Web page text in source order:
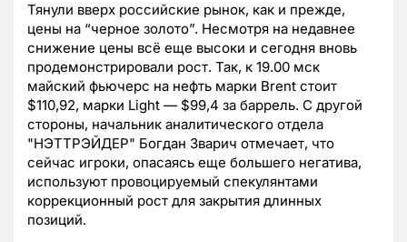
Тянули вверх российские рынок, как и прежде,
цены на “черное золото”. Несмотря на недавнее
снижение цены всё еще высоки и сегодня вновь
продемонстрировали рост. Так, к 19.00 мск
майский фьючерс на нефть марки Brent стоит
$110,92, марки Light — $99,4 за баррель. С другой
стороны, начальник аналитического отдела
"НЭТТРЭЙДЕР" Богдан Зварич отмечает, что
сейчас игроки, опасаясь еще большего негатива,
используют провоцируемый спекулянтами
коррекционный рост для закрытия длинных
позиций.